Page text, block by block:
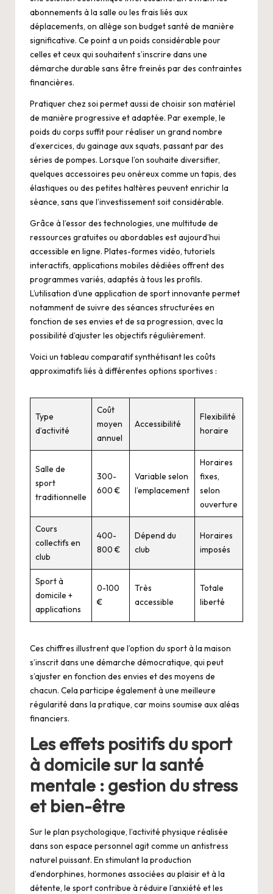
abonnements à la salle ou les frais liés aux
déplacements, on allège son budget santé de manière
significative. Ce point a un poids considérable pour
celles et ceux qui souhaitent s’inscrire dans une
démarche durable sans être freinés par des contraintes
financières.
Pratiquer chez soi permet aussi de choisir son matériel
de manière progressive et adaptée. Par exemple, le
poids du corps suffit pour réaliser un grand nombre
d’exercices, du gainage aux squats, passant par des
séries de pompes. Lorsque l’on souhaite diversifier,
quelques accessoires peu onéreux comme un tapis, des
élastiques ou des petites haltères peuvent enrichir la
séance, sans que l’investissement soit considérable.
Grâce à l’essor des technologies, une multitude de
ressources gratuites ou abordables est aujourd’hui
accessible en ligne. Plates-formes vidéo, tutoriels
interactifs, applications mobiles dédiées offrent des
programmes variés, adaptés à tous les profils.
L’utilisation d’une application de sportinnovante permet
notamment de suivre des séances structurées en
fonction de ses envies et de sa progression, avec la
possibilité d’ajuster les objectifs régulièrement.
Voici un tableau comparatif synthétisant les coûts
approximatifs liés à différentes options sportives :
Type
d’activité
Coût
moyen
annuel
Accessibilité
Flexibilité
horaire
Salle de
sport
traditionnelle
300-
600 €
Variable selon
l’emplacement
Horaires
fixes,
selon
ouverture
Cours
collectifs en
club
400-
800 €
Dépend du
club
Horaires
imposés
Sport à
domicile +
applications
0-100
€
Très
accessible
Totale
liberté
Ces chiffres illustrent que l’option du sport à la maison
s’inscrit dans une démarche démocratique, qui peut
s’ajuster en fonction des envies et des moyens de
chacun. Cela participe également à une meilleure
régularité dans la pratique, car moins soumise aux aléas
financiers.
Les effets positifs du sport
à domicile sur la santé
mentale : gestion du stress
et bien-être
Sur le plan psychologique, l’activité physique réalisée
dans son espace personnel agit comme un antistress
naturel puissant. En stimulant la production
d’endorphines, hormones associées au plaisir et à la
détente, le sport contribue à réduire l’anxiété et les